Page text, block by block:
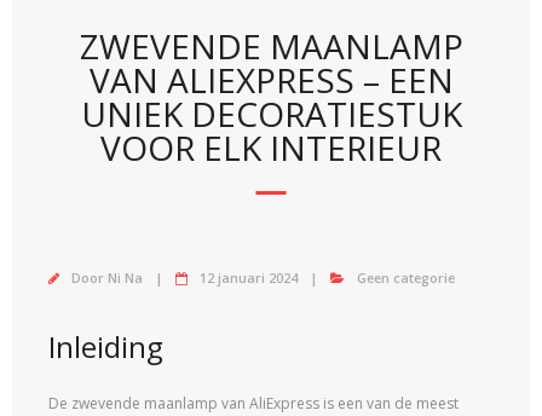
ZWEVENDE MAANLAMP
VAN ALIEXPRESS – EEN
UNIEK DECORATIESTUK
VOOR ELK INTERIEUR
Door Ni Na 12 januari 2024 Geen categorie
Inleiding
De zwevende maanlamp van AliExpress is een van de meest